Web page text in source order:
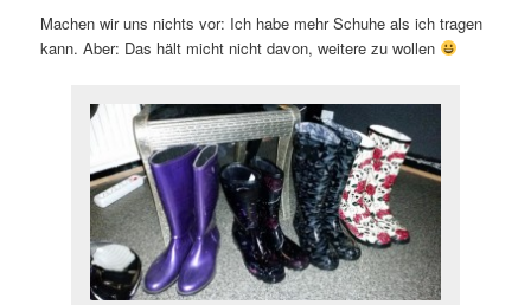
Machen wir uns nichts vor: Ich habe mehr Schuhe als ich tragen
kann. Aber: Das hält micht nicht davon, weitere zu wollen